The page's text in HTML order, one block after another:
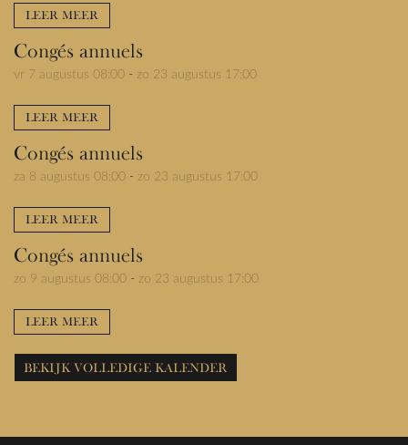
LEER MEER
Congés annuels
vr 7 augustus 08:00 - zo 23 augustus 17:00
LEER MEER
Congés annuels
za 8 augustus 08:00 - zo 23 augustus 17:00
LEER MEER
Congés annuels
zo 9 augustus 08:00 - zo 23 augustus 17:00
LEER MEER
BEKIJK VOLLEDIGE KALENDER